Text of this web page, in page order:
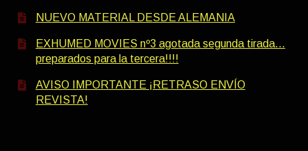
NUEVO MATERIAL DESDE ALEMANIA
EXHUMED MOVIES nº3 agotada segunda tirada…
preparados para la tercera!!!!
AVISO IMPORTANTE ¡RETRASO ENVÍO
REVISTA!